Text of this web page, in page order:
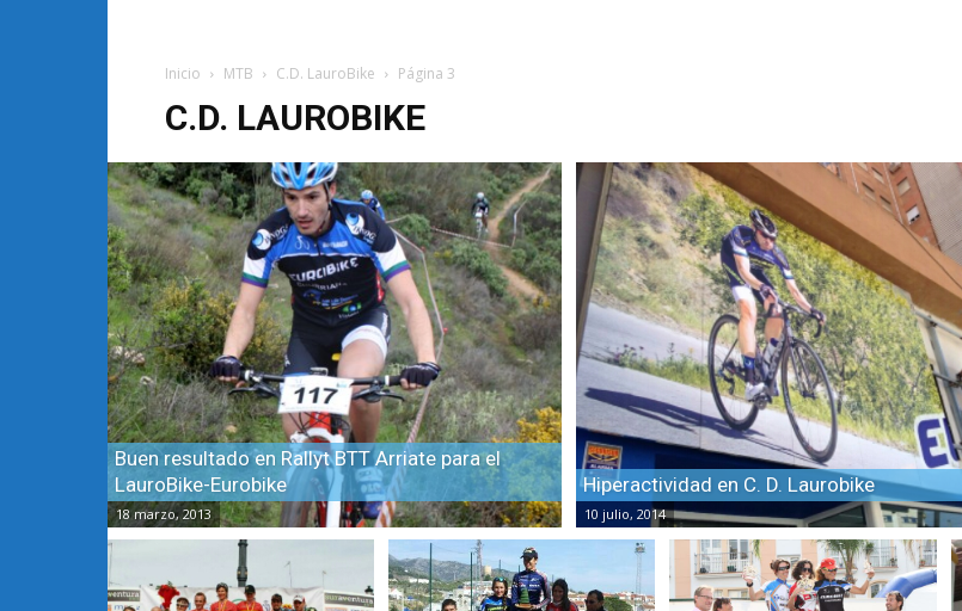
Inicio MTB C.D. LauroBike Página 3
C.D. LAUROBIKE
Buen resultado en Rallyt BTT Arriate para el
LauroBike-Eurobike
18 marzo, 2013
Hiperactividad en C. D. Laurobike
10 julio, 2014